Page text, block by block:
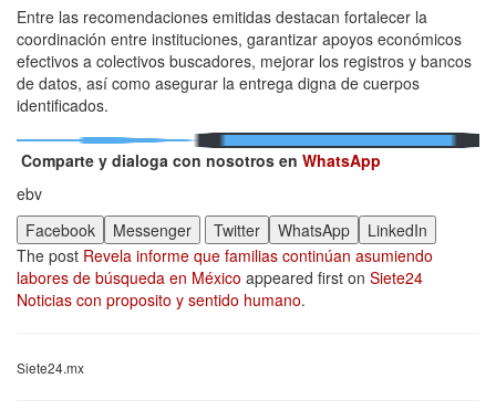
Entre las recomendaciones emitidas destacan fortalecer la
coordinación entre instituciones, garantizar apoyos económicos
efectivos a colectivos buscadores, mejorar los registros y bancos
de datos, así como asegurar la entrega digna de cuerpos
identificados.
Comparte y dialoga con nosotros en WhatsApp
ebv
Facebook
Messenger Twitter WhatsApp
LinkedIn
The post Revela informe que familias continúan asumiendo
labores de búsqueda en México appeared first on Siete24
Noticias con proposito y sentido humano.
Siete24.mx